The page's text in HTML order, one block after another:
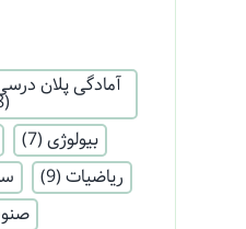
آمادگی پلان
(8)
بیولوژی (7)
ریاضیات (9)